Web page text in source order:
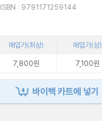
ISBN : 9791171259144
매입가(최상) 매입가(상)
7,800원 7,100원
바이백 카트에 넣기